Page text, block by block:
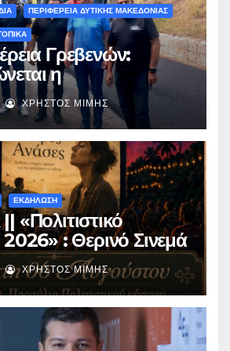
ΠΕΡΙΦΕΡΕΙΑ ΔΥΤΙΚΗΣ ΜΑΚΕΔΟΝΙΑΣ
Γρεβενών:
η
της οδού
Αβδέλλα
ΧΡΉΣΤΟΣ ΜΊΜΗΣ
ΕΚΔΗΛΩΣΗ
2026» : Θερινό Σινεμά
ταινία
ΧΡΉΣΤΟΣ ΜΊΜΗΣ